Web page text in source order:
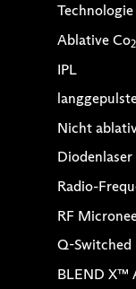
Ablative Co2
IPL
Nicht
Diodenlaser
Radio-
RF
Q-Switched
BLEND X™